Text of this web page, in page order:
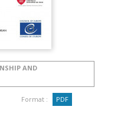
AND
Format : PDF